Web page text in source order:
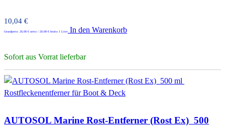
10,04 €
Grundpreis: 20,08 € netto / 20,08 € brutto 1 Liter In den Warenkorb
Sofort aus Vorrat lieferbar
AUTOSOL Marine Rost-Entferner (Rost Ex)  500